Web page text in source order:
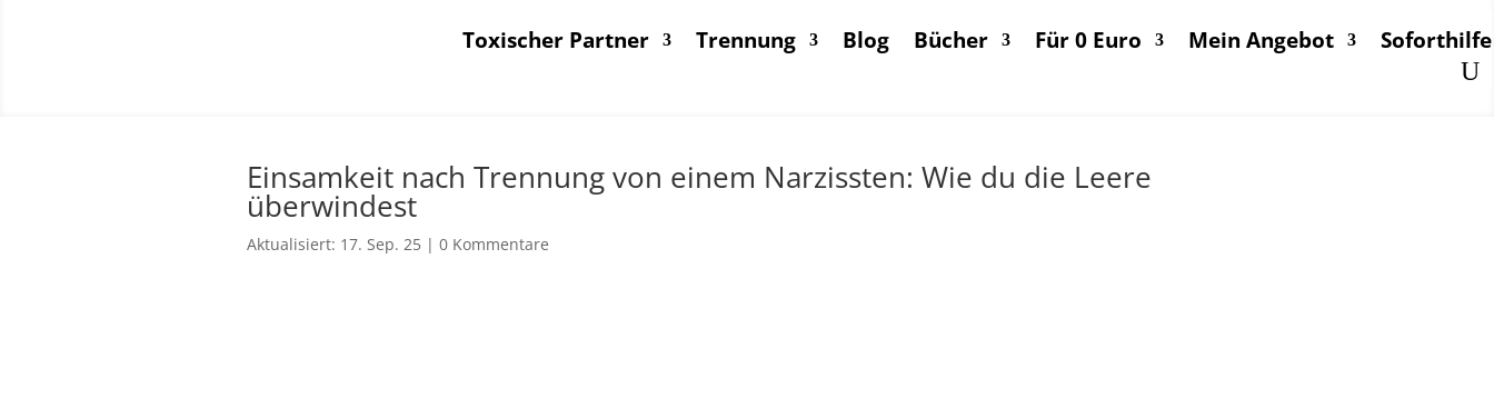
Toxischer Partner Trennung Blog Bücher Für 0 Euro Mein Angebot Soforthilfe
Einsamkeit nach Trennung von einem Narzissten: Wie du die Leere
überwindest
Aktualisiert: 17. Sep. 25 | 0 Kommentare